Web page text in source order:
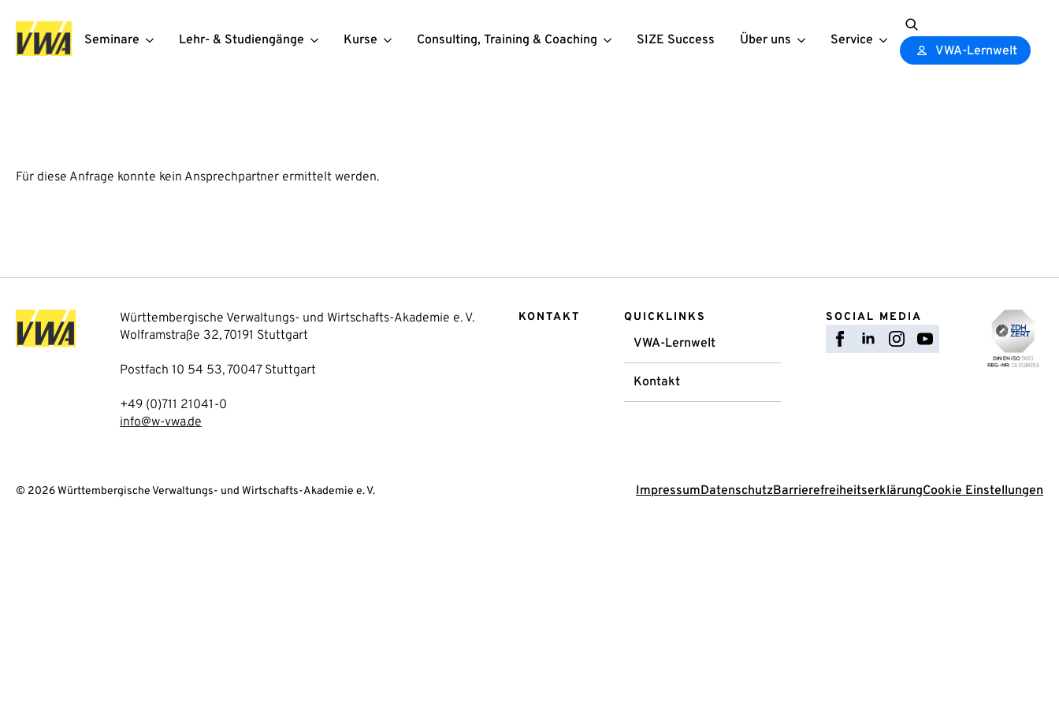
Seminare Lehr- & Studiengänge Kurse Consulting, Training & Coaching SIZE Success Über uns Service
Search
for:
VWA-Lernwelt
Für diese Anfrage konnte kein Ansprechpartner ermittelt werden.
Württembergische Verwaltungs- und Wirtschafts-Akademie e. V.
Wolframstraße 32, 70191 Stuttgart
Postfach 10 54 53, 70047 Stuttgart
+49 (0)711 21041-0
info@w-vwa.de
KONTAKT QUICKLINKS
VWA-Lernwelt
Kontakt
SOCIAL MEDIA
© 2026 Württembergische Verwaltungs- und Wirtschafts-Akademie e. V. ImpressumDatenschutzBarrierefreiheitserklärungCookie Einstellungen